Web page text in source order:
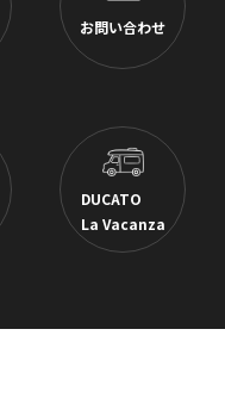
お問い合わせ
DUCATO
La Vacanza